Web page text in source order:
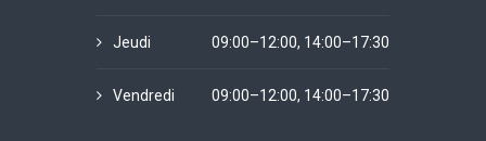
Jeudi 09:00–12:00, 14:00–17:30
Vendredi 09:00–12:00, 14:00–17:30